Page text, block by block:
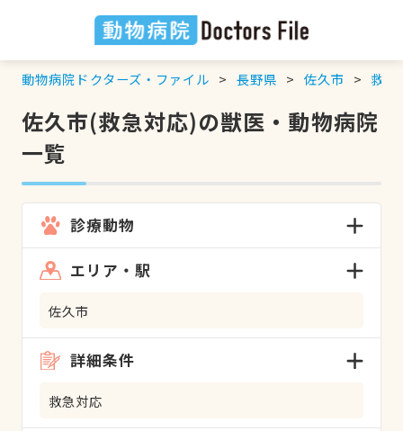
動物病院ドクターズ・ファイル 長野県 佐久市 救急
佐久市(救急対応)の獣医・動物病院
一覧
診療動物
エリア・駅
佐久市
詳細条件
救急対応